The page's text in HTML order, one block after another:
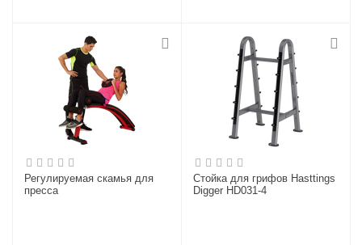
Регулируемая скамья для
пресса
Стойка для грифов Hasttings
Digger HD031-4